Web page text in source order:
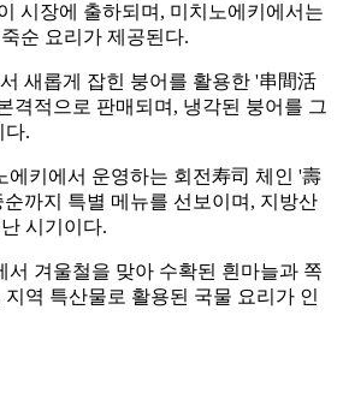
시장에 출하되며, 미치노에키에서는
순 요리가 제공된다.
새롭게 잡힌 붕어를 활용한 '串間活
격적으로 판매되며, 냉각된 붕어를 그
다.
에키에서 운영하는 회전寿司 체인 '壽
까지 특별 메뉴를 선보이며, 지방산
시기이다.
서 겨울철을 맞아 수확된 흰마늘과 쪽
역 특산물로 활용된 국물 요리가 인